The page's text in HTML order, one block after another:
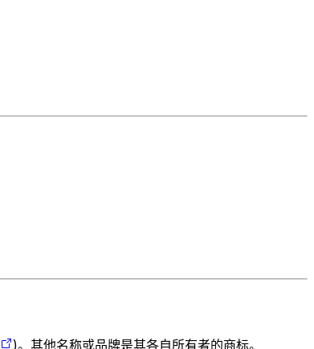
)。其他名称或品牌是其各自所有者的商标。